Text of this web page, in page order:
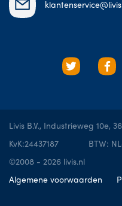
Livis B.V., Industrieweg 10e,
KvK:24437187
BTW:
©2008 - 2026 livis.nl
Algemene voorwaarden